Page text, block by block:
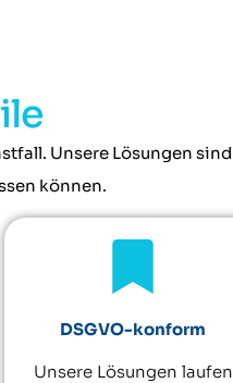
Unsere Lösungen sind
können.
DSGVO-konform
Unsere Lösungen laufen